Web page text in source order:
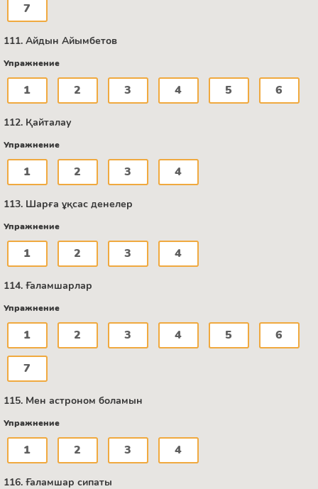
7
111. Айдын Айымбетов
Упражнение
1 2 3 4 5 6
112. Қайталау
Упражнение
1 2 3 4
113. Шарға ұқсас денелер
Упражнение
1 2 3 4
114. Ғаламшарлар
Упражнение
1 2 3 4 5 6
7
115. Мен астроном боламын
Упражнение
1 2 3 4
116. Ғаламшар сипаты